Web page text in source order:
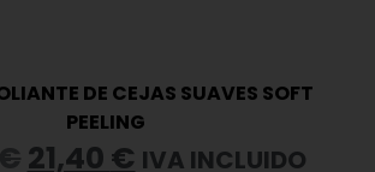
DE CEJAS SUAVES SOFT
PEELING
21,40 € IVA INCLUIDO